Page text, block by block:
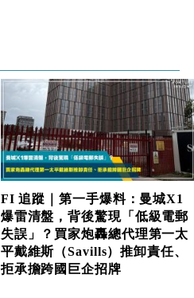
FI 追蹤｜第一手爆料：曼城X1
爆雷清盤，背後驚現「低級電郵
失誤」？買家炮轟總代理第一太
平戴維斯（Savills）推卸責任、
拒承擔跨國巨企招牌